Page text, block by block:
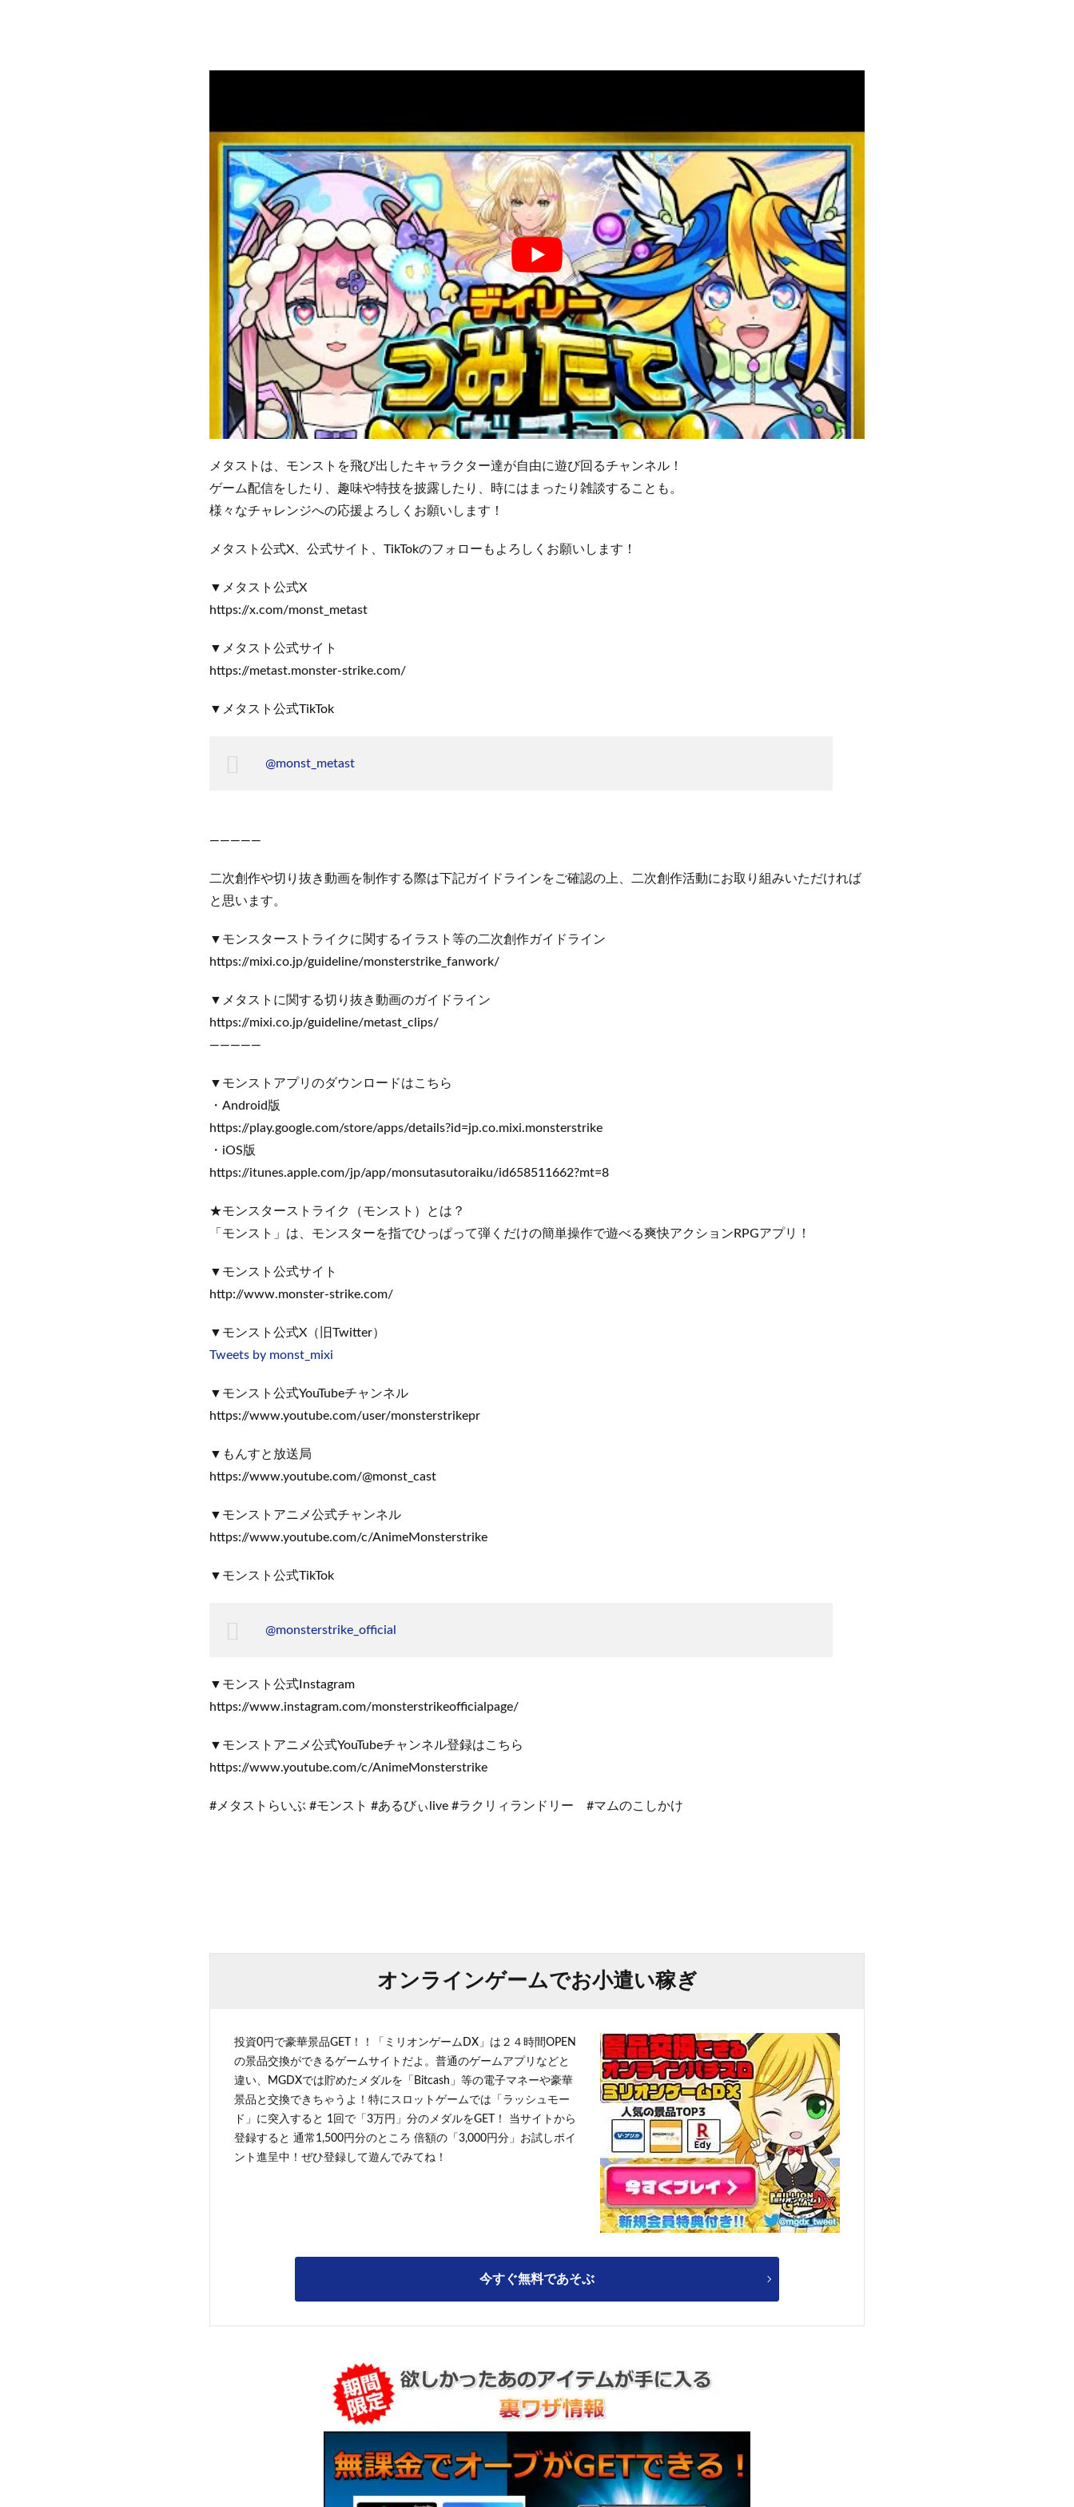
メタストは、モンストを飛び出したキャラクター達が自由に遊び回るチャンネル！
ゲーム配信をしたり、趣味や特技を披露したり、時にはまったり雑談することも。
様々なチャレンジへの応援よろしくお願いします！
メタスト公式X、公式サイト、TikTokのフォローもよろしくお願いします！
▼メタスト公式X
https://x.com/monst_metast
▼メタスト公式サイト
https://metast.monster-strike.com/
▼メタスト公式TikTok
@monst_metast
—————
二次創作や切り抜き動画を制作する際は下記ガイドラインをご確認の上、二次創作活動にお取り組みいただければ
と思います。
▼モンスターストライクに関するイラスト等の二次創作ガイドライン
https://mixi.co.jp/guideline/monsterstrike_fanwork/
▼メタストに関する切り抜き動画のガイドライン
https://mixi.co.jp/guideline/metast_clips/
—————
▼モンストアプリのダウンロードはこちら
・Android版
https://play.google.com/store/apps/details?id=jp.co.mixi.monsterstrike
・iOS版
https://itunes.apple.com/jp/app/monsutasutoraiku/id658511662?mt=8
★モンスターストライク（モンスト）とは？
「モンスト」は、モンスターを指でひっぱって弾くだけの簡単操作で遊べる爽快アクションRPGアプリ！
▼モンスト公式サイト
http://www.monster-strike.com/
▼モンスト公式X（旧Twitter）
Tweets by monst_mixi
▼モンスト公式YouTubeチャンネル
https://www.youtube.com/user/monsterstrikepr
▼もんすと放送局
https://www.youtube.com/@monst_cast
▼モンストアニメ公式チャンネル
https://www.youtube.com/c/AnimeMonsterstrike
▼モンスト公式TikTok
@monsterstrike_official
▼モンスト公式Instagram
https://www.instagram.com/monsterstrikeofficialpage/
▼モンストアニメ公式YouTubeチャンネル登録はこちら
https://www.youtube.com/c/AnimeMonsterstrike
#メタストらいぶ #モンスト #あるびぃlive #ラクリィランドリー #マムのこしかけ
オンラインゲームでお小遣い稼ぎ
投資0円で豪華景品GET！！「ミリオンゲームDX」は２４時間OPEN
の景品交換ができるゲームサイトだよ。普通のゲームアプリなどと
違い、MGDXでは貯めたメダルを「Bitcash」等の電子マネーや豪華
景品と交換できちゃうよ！特にスロットゲームでは「ラッシュモー
ド」に突入すると 1回で「3万円」分のメダルをGET！ 当サイトから
登録すると 通常1,500円分のところ 倍額の「3,000円分」お試しポイ
ント進呈中！ぜひ登録して遊んでみてね！
今すぐ無料であそぶ